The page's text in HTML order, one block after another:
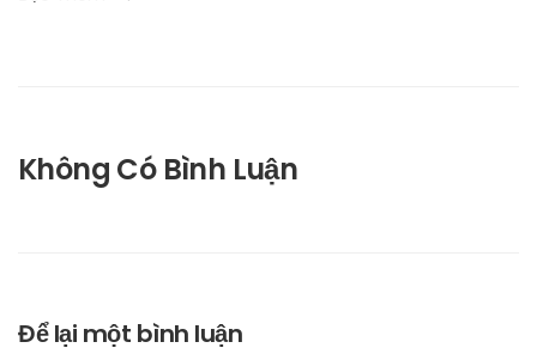
Không Có Bình Luận
Để lại một bình luận